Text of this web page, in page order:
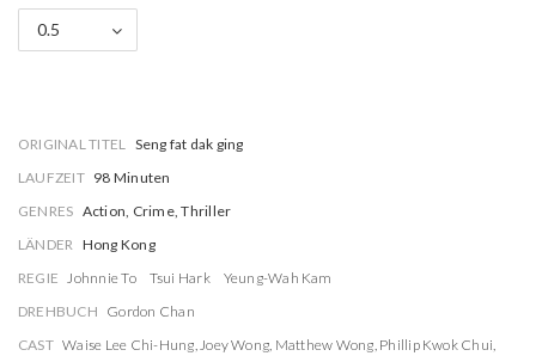
0.5
ORIGINAL TITEL Seng fat dak ging
LAUFZEIT 98 Minuten
GENRES Action, Crime, Thriller
LÄNDER Hong Kong
REGIE Johnnie To Tsui Hark
Yeung-Wah Kam
DREHBUCH Gordon Chan
CAST Waise Lee Chi-Hung,Joey Wong, Matthew Wong, Phillip Kwok Chui,